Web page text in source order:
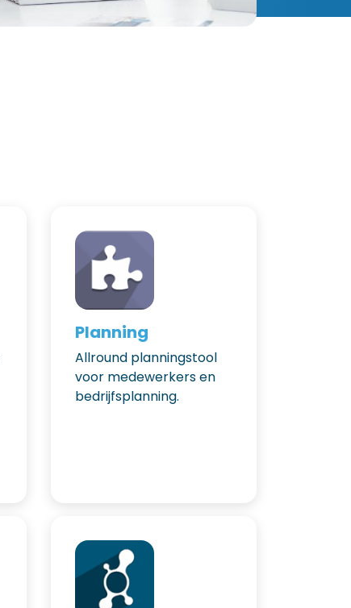
Planning
Allround planningstool
voor medewerkers en
bedrijfsplanning.